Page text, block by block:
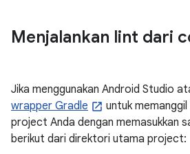
Menjalankan lint dari
Jika menggunakan Android Studio
wrapper Gradle
untuk
project Anda dengan memasukkan
berikut dari direktori utama project: